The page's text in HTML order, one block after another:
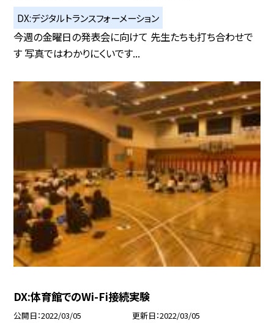
DX:デジタルトランスフォーメーション
今週の金曜日の発表会に向けて 先生たちも打ち合わせで
す 写真ではわかりにくいです...
DX:体育館でのWi-Fi接続実験
公開日 2022/03/05 更新日 2022/03/05